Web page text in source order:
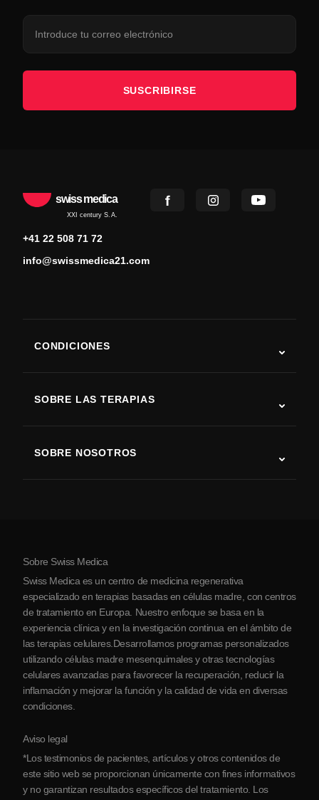
SUSCRIBIRSE
swiss medica
XXI century S.A.
+41 22 508 71 72
info@swissmedica21.com
CONDICIONES
Enfermedad de Parkinson
Artritis
SOBRE LAS TERAPIAS
SOBRE NOSOTROS
Sobre Serbia
Colaboraciones
Sobre Swiss Medica
Swiss Medica es un centro de medicina regenerativa
especializado en terapias basadas en células madre, con centros
de tratamiento en Europa. Nuestro enfoque se basa en la
experiencia clínica y en la investigación continua en el ámbito de
las terapias celulares.Desarrollamos programas personalizados
utilizando células madre mesenquimales y otras tecnologías
celulares avanzadas para favorecer la recuperación, reducir la
inflamación y mejorar la función y la calidad de vida en diversas
condiciones.
Aviso legal
*Los testimonios de pacientes, artículos y otros contenidos de
este sitio web se proporcionan únicamente con fines informativos
y no garantizan resultados específicos del tratamiento. Los